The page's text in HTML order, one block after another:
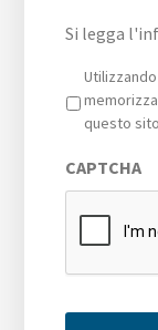
Si legga
Privacy *
questo
CAPTCHA